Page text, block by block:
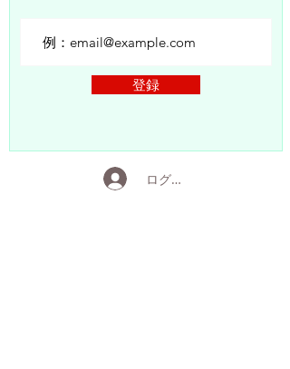
登録
ログイン